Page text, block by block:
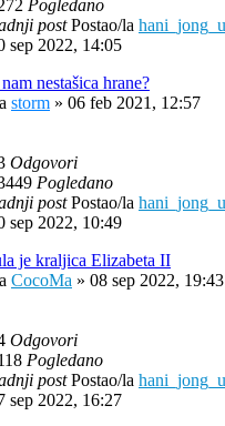
Pogledano
postPostao/la
sep 2022, 14:05
nestašica hrane?
storm » 06 feb 2021, 12:57
Odgovori
Pogledano
postPostao/la
sep 2022, 10:49
je kraljica Elizabeta II
CocoMa » 08 sep 2022, 19:43
Odgovori
Pogledano
postPostao/la
sep 2022, 16:27